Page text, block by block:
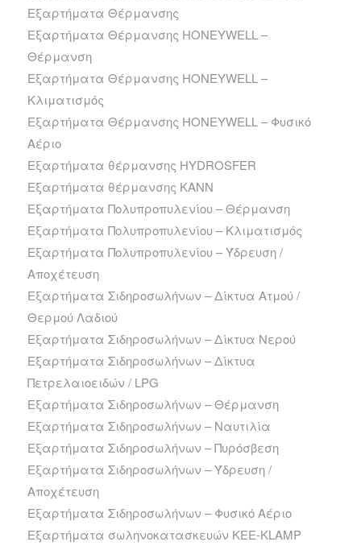
Εξαρτήματα Θέρμανσης
Εξαρτήματα Θέρμανσης HONEYWELL –
Θέρμανση
Εξαρτήματα Θέρμανσης HONEYWELL –
Κλιματισμός
Εξαρτήματα Θέρμανσης HONEYWELL – Φυσικό
Αέριο
Εξαρτήματα θέρμανσης HYDROSFER
Εξαρτήματα θέρμανσης ΚΑΝΝ
Εξαρτήματα Πολυπροπυλενίου – Θέρμανση
Εξαρτήματα Πολυπροπυλενίου – Κλιματισμός
Εξαρτήματα Πολυπροπυλενίου – Ύδρευση /
Αποχέτευση
Εξαρτήματα Σιδηροσωλήνων – Δίκτυα Ατμού /
Θερμού Λαδιού
Εξαρτήματα Σιδηροσωλήνων – Δίκτυα Νερού
Εξαρτήματα Σιδηροσωλήνων – Δίκτυα
Πετρελαιοειδών / LPG
Εξαρτήματα Σιδηροσωλήνων – Θέρμανση
Εξαρτήματα Σιδηροσωλήνων – Ναυτιλία
Εξαρτήματα Σιδηροσωλήνων – Πυρόσβεση
Εξαρτήματα Σιδηροσωλήνων – Ύδρευση /
Αποχέτευση
Εξαρτήματα Σιδηροσωλήνων – Φυσικό Αέριο
Εξαρτήματα σωληνοκατασκευών KEE-KLAMP